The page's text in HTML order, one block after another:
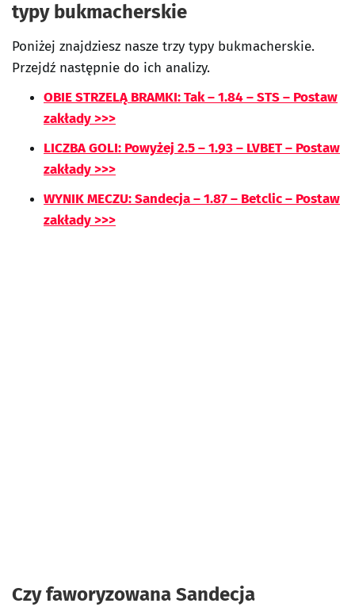
typy bukmacherskie
Poniżej znajdziesz nasze trzy typy bukmacherskie.
Przejdź następnie do ich analizy.
OBIE STRZELĄ BRAMKI: Tak – 1.84 – STS – Postaw
zakłady >>>
LICZBA GOLI: Powyżej 2.5 – 1.93 – LVBET – Postaw
zakłady >>>
WYNIK MECZU: Sandecja – 1.87 – Betclic – Postaw
zakłady >>>
Czy faworyzowana Sandecja